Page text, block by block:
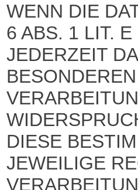
WENN DIE
6 ABS. 1 LIT.
JEDERZEIT
DIESE
JEWEILIGE